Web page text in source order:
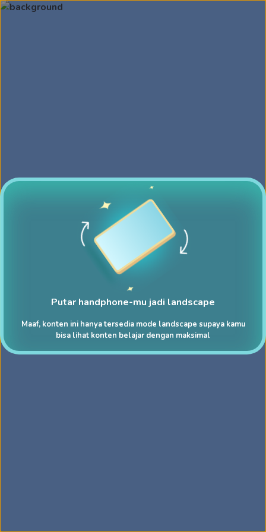
Putar handphone-mu jadi landscape
Maaf, konten ini hanya tersedia mode landscape supaya kamu
bisa lihat konten belajar dengan maksimal